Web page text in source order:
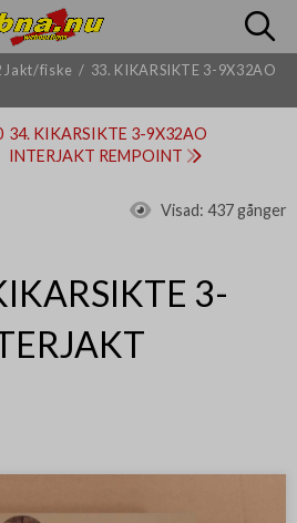
Jakt/fiske / 33. KIKARSIKTE 3-9X32AO
34. KIKARSIKTE 3-9X32AO
INTERJAKT REMPOINT
Visad: 437 gånger
3-